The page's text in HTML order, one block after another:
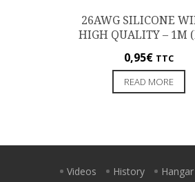
26AWG SILICONE
HIGH QUALITY – 1M
0,95€ TTC
READ MORE
Videos History Hangar